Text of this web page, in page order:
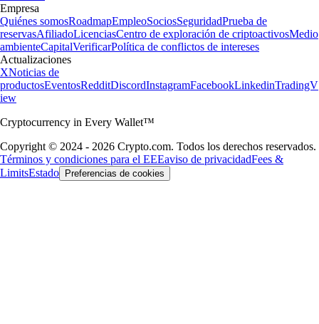
Empresa
Quiénes somosRoadmapEmpleoSociosSeguridadPrueba de
reservasAfiliadoLicenciasCentro de exploración de criptoactivosMedio
ambienteCapitalVerificarPolítica de conflictos de intereses
Actualizaciones
XNoticias de
productosEventosRedditDiscordInstagramFacebookLinkedinTradingV
iew
Cryptocurrency in Every Wallet™
Copyright © 2024 - 2026 Crypto.com. Todos los derechos reservados.
Términos y condiciones para el EEEaviso de privacidadFees &
LimitsEstado Preferencias de cookies